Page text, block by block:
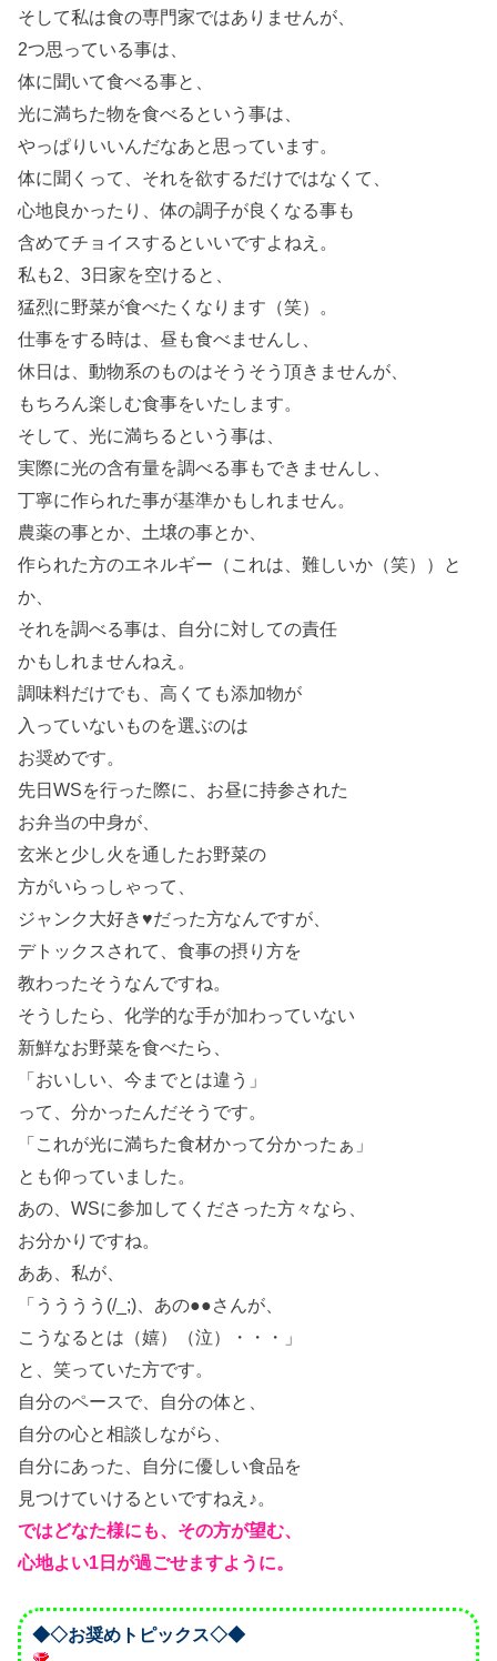
そして私は食の専門家ではありませんが、
2つ思っている事は、
体に聞いて食べる事と、
光に満ちた物を食べるという事は、
やっぱりいいんだなあと思っています。
体に聞くって、それを欲するだけではなくて、
心地良かったり、体の調子が良くなる事も
含めてチョイスするといいですよねえ。
私も2、3日家を空けると、
猛烈に野菜が食べたくなります（笑）。
仕事をする時は、昼も食べませんし、
休日は、動物系のものはそうそう頂きませんが、
もちろん楽しむ食事をいたします。
そして、光に満ちるという事は、
実際に光の含有量を調べる事もできませんし、
丁寧に作られた事が基準かもしれません。
農薬の事とか、土壌の事とか、
作られた方のエネルギー（これは、難しいか（笑））と
か、
それを調べる事は、自分に対しての責任
かもしれませんねえ。
調味料だけでも、高くても添加物が
入っていないものを選ぶのは
お奨めです。
先日WSを行った際に、お昼に持参された
お弁当の中身が、
玄米と少し火を通したお野菜の
方がいらっしゃって、
ジャンク大好き♥だった方なんですが、
デトックスされて、食事の摂り方を
教わったそうなんですね。
そうしたら、化学的な手が加わっていない
新鮮なお野菜を食べたら、
「おいしい、今までとは違う」
って、分かったんだそうです。
「これが光に満ちた食材かって分かったぁ」
とも仰っていました。
あの、WSに参加してくださった方々なら、
お分かりですね。
ああ、私が、
「うううう(/_;)、あの●●さんが、
こうなるとは（嬉）（泣）・・・」
と、笑っていた方です。
自分のペースで、自分の体と、
自分の心と相談しながら、
自分にあった、自分に優しい食品を
見つけていけるといですねえ♪。
ではどなた様にも、その方が望む、
心地よい1日が過ごせますように。
◆◇お奨めトピックス◇◆